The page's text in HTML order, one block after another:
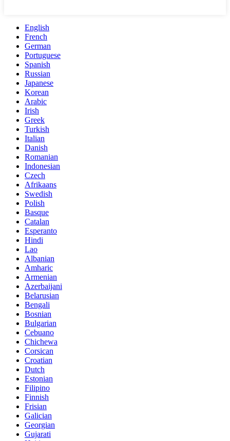
English
French
German
Portuguese
Spanish
Russian
Japanese
Korean
Arabic
Irish
Greek
Turkish
Italian
Danish
Romanian
Indonesian
Czech
Afrikaans
Swedish
Polish
Basque
Catalan
Esperanto
Hindi
Lao
Albanian
Amharic
Armenian
Azerbaijani
Belarusian
Bengali
Bosnian
Bulgarian
Cebuano
Chichewa
Corsican
Croatian
Dutch
Estonian
Filipino
Finnish
Frisian
Galician
Georgian
Gujarati